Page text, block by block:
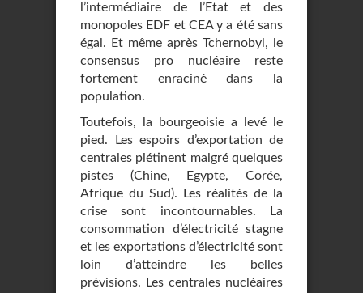
l’intermédiaire de l’Etat et des
monopoles EDF et CEA y a été sans
égal. Et même après Tchernobyl, le
consensus pro nucléaire reste
fortement enraciné dans la
population.
Toutefois, la bourgeoisie a levé le
pied. Les espoirs d’exportation de
centrales piétinent malgré quelques
pistes (Chine, Egypte, Corée,
Afrique du Sud). Les réalités de la
crise sont incontournables. La
consommation d’électricité stagne
et les exportations d’électricité sont
loin d’atteindre les belles
prévisions. Les centrales nucléaires